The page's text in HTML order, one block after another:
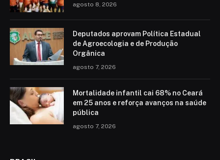
agosto 8, 2026
Deputados aprovam Política Estadual
de Agroecologia e de Produção
Orgânica
agosto 7, 2026
Mortalidade infantil cai 68% no Ceará
em 25 anos e reforça avanços na saúde
pública
agosto 7, 2026